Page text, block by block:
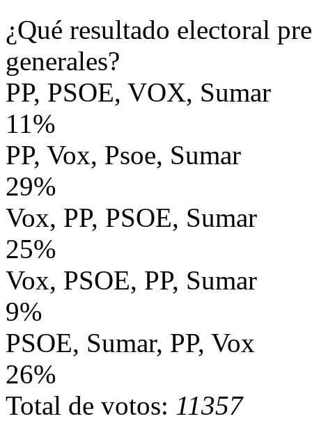
¿Qué resultado electoral
generales?
PP, PSOE, VOX, Sumar
11%
PP, Vox, Psoe, Sumar
29%
Vox, PP, PSOE, Sumar
25%
Vox, PSOE, PP, Sumar
9%
PSOE, Sumar, PP, Vox
26%
Total de votos: 11357